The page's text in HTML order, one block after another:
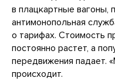
в плацкартные
антимонопольная
о тарифах. Стоимость
постоянно растет, а
передвижения падает.
происходит.